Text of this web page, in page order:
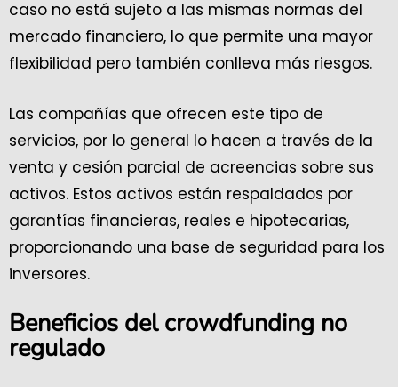
caso no está sujeto a las mismas normas del
mercado financiero, lo que permite una mayor
flexibilidad pero también conlleva más riesgos.
Las compañías que ofrecen este tipo de
servicios, por lo general lo hacen a través de la
venta y cesión parcial de acreencias sobre sus
activos. Estos activos están respaldados por
garantías financieras, reales e hipotecarias,
proporcionando una base de seguridad para los
inversores.
Beneficios del crowdfunding no
regulado